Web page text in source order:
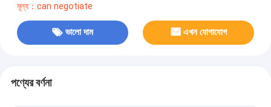
মূল্য：can negotiate
ভালো দাম এখন যোগাযোগ
পণ্যের বর্ণনা